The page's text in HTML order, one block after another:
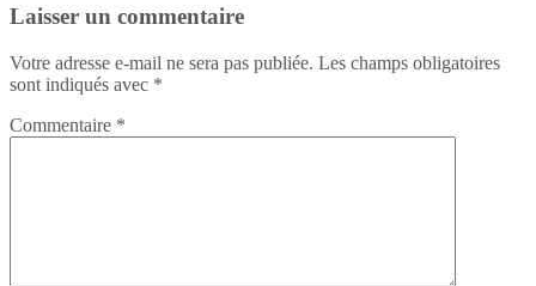
Laisser un commentaire
Votre adresse e-mail ne sera pas publiée. Les champs obligatoires
sont indiqués avec *
Commentaire *